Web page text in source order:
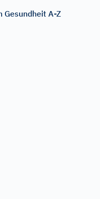
Gesundheit A-Z